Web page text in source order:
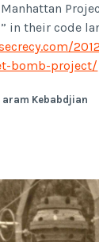
in their code
bomb-project/
aram Kebabdjian